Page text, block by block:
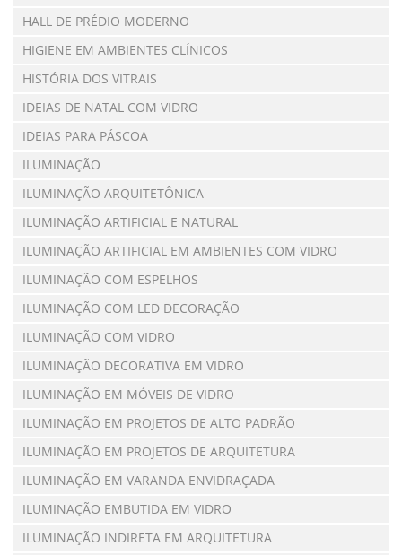
HALL DE PRÉDIO MODERNO
HIGIENE EM AMBIENTES CLÍNICOS
HISTÓRIA DOS VITRAIS
IDEIAS DE NATAL COM VIDRO
IDEIAS PARA PÁSCOA
ILUMINAÇÃO
ILUMINAÇÃO ARQUITETÔNICA
ILUMINAÇÃO ARTIFICIAL E NATURAL
ILUMINAÇÃO ARTIFICIAL EM AMBIENTES COM VIDRO
ILUMINAÇÃO COM ESPELHOS
ILUMINAÇÃO COM LED DECORAÇÃO
ILUMINAÇÃO COM VIDRO
ILUMINAÇÃO DECORATIVA EM VIDRO
ILUMINAÇÃO EM MÓVEIS DE VIDRO
ILUMINAÇÃO EM PROJETOS DE ALTO PADRÃO
ILUMINAÇÃO EM PROJETOS DE ARQUITETURA
ILUMINAÇÃO EM VARANDA ENVIDRAÇADA
ILUMINAÇÃO EMBUTIDA EM VIDRO
ILUMINAÇÃO INDIRETA EM ARQUITETURA